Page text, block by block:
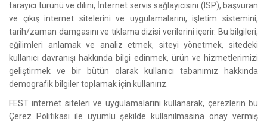
tarayıcı türünü ve dilini, İnternet servis sağlayıcısını (ISP), başvuran
ve çıkış internet sitelerini ve uygulamalarını, işletim sistemini,
tarih/zaman damgasını ve tıklama dizisi verilerini içerir. Bu bilgileri,
eğilimleri anlamak ve analiz etmek, siteyi yönetmek, sitedeki
kullanıcı davranışı hakkında bilgi edinmek, ürün ve hizmetlerimizi
geliştirmek ve bir bütün olarak kullanıcı tabanımız hakkında
demografik bilgiler toplamak için kullanırız.
FEST internet siteleri ve uygulamalarını kullanarak, çerezlerin bu
Çerez Politikası ile uyumlu şekilde kullanılmasına onay vermiş